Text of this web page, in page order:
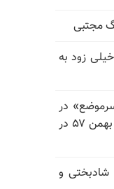
مجتبی
زود به
در
سالگرد قتل‌عام ۳۰ هزار لاله‌های بهمن ۵۷ در
شادبختی و